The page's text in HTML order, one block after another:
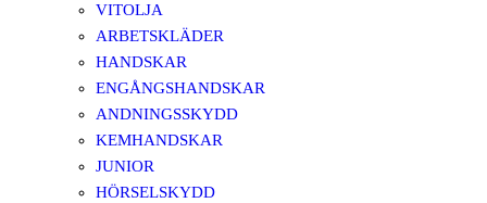
VITOLJA
ARBETSKLÄDER
HANDSKAR
ENGÅNGSHANDSKAR
ANDNINGSSKYDD
KEMHANDSKAR
JUNIOR
HÖRSELSKYDD